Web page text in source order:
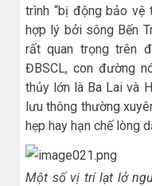
trình “bị động bảo vệ
hợp lý bởi sông Bến
rất quan trọng trên
ĐBSCL, con đường
thủy lớn là Ba Lai và
lưu thông thường
hẹp hay hạn chế lòng
Một số vị trí lạt lở